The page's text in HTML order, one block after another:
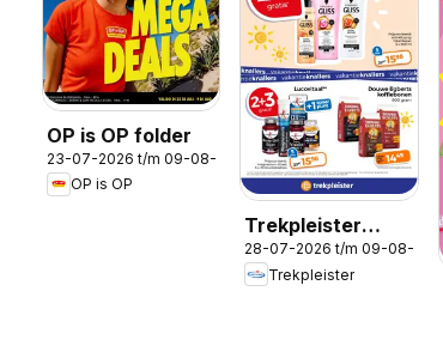
OP is OP folder
23-07-2026 t/m 09-08-2026
OP is OP
Trekpleister
folder
28-07-2026 t/m 09-08-2026
Trekpleister